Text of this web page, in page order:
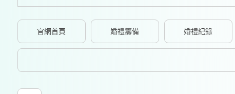
官網首頁 婚禮籌備 婚禮紀錄